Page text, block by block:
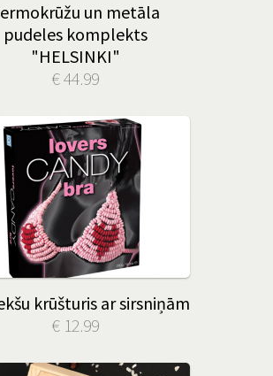
un metāla
pudeles komplekts
"HELSINKI"
€ 44.99
krūšturis ar sirsniņām
€ 12.99